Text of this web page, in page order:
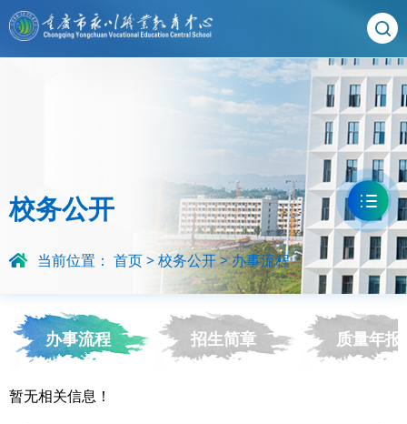
校务公开
当前位置： 首页>校务公开>办事流程
办事流程 招生简章 质量年报
暂无相关信息！